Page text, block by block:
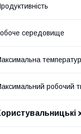
середовище
робочий